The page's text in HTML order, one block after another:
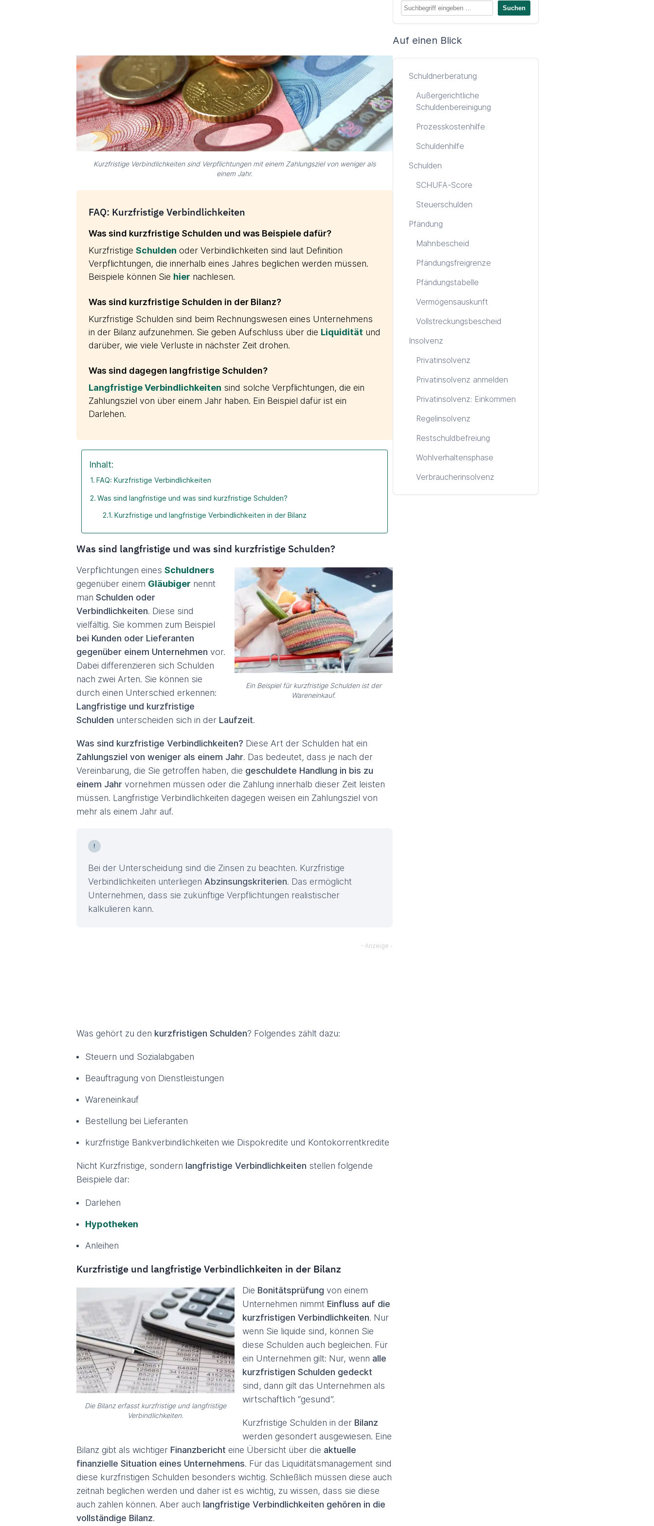
Kurzfristige Verbindlichkeiten sind Verpflichtungen mit einem Zahlungsziel von weniger als
einem Jahr.
FAQ: Kurzfristige Verbindlichkeiten
Was sind kurzfristige Schulden und was Beispiele dafür?
Kurzfristige Schulden oder Verbindlichkeiten sind laut Definition
Verpflichtungen, die innerhalb eines Jahres beglichen werden müssen.
Beispiele können Sie hier nachlesen.
Was sind kurzfristige Schulden in der Bilanz?
Kurzfristige Schulden sind beim Rechnungswesen eines Unternehmens
in der Bilanz aufzunehmen. Sie geben Aufschluss über die Liquidität und
darüber, wie viele Verluste in nächster Zeit drohen.
Was sind dagegen langfristige Schulden?
Langfristige Verbindlichkeiten sind solche Verpflichtungen, die ein
Zahlungsziel von über einem Jahr haben. Ein Beispiel dafür ist ein
Darlehen.
Inhalt:
FAQ: Kurzfristige Verbindlichkeiten
Was sind langfristige und was sind kurzfristige Schulden?
Kurzfristige und langfristige Verbindlichkeiten in der Bilanz
Was sind langfristige und was sind kurzfristige Schulden?
Ein Beispiel für kurzfristige Schulden ist der
Wareneinkauf.
Verpflichtungen eines Schuldners
gegenüber einem Gläubiger nennt
man Schulden oder
Verbindlichkeiten. Diese sind
vielfältig. Sie kommen zum Beispiel
bei Kunden oder Lieferanten
gegenüber einem Unternehmen vor.
Dabei differenzieren sich Schulden
nach zwei Arten. Sie können sie
durch einen Unterschied erkennen:
Langfristige und kurzfristige
Schulden unterscheiden sich in der Laufzeit.
Was sind kurzfristige Verbindlichkeiten? Diese Art der Schulden hat ein
Zahlungsziel von weniger als einem Jahr. Das bedeutet, dass je nach der
Vereinbarung, die Sie getroffen haben, die geschuldete Handlung in bis zu
einem Jahr vornehmen müssen oder die Zahlung innerhalb dieser Zeit leisten
müssen. Langfristige Verbindlichkeiten dagegen weisen ein Zahlungsziel von
mehr als einem Jahr auf.
Bei der Unterscheidung sind die Zinsen zu beachten. Kurzfristige
Verbindlichkeiten unterliegen Abzinsungskriterien. Das ermöglicht
Unternehmen, dass sie zukünftige Verpflichtungen realistischer
kalkulieren kann.
Was gehört zu den kurzfristigen Schulden? Folgendes zählt dazu:
Steuern und Sozialabgaben
Beauftragung von Dienstleistungen
Wareneinkauf
Bestellung bei Lieferanten
kurzfristige Bankverbindlichkeiten wie Dispokredite und Kontokorrentkredite
Nicht Kurzfristige, sondern langfristige Verbindlichkeiten stellen folgende
Beispiele dar:
Darlehen
Hypotheken
Anleihen
Kurzfristige und langfristige Verbindlichkeiten in der Bilanz
Die Bilanz erfasst kurzfristige und langfristige
Verbindlichkeiten.
Die Bonitätsprüfung von einem
Unternehmen nimmt Einfluss auf die
kurzfristigen Verbindlichkeiten. Nur
wenn Sie liquide sind, können Sie
diese Schulden auch begleichen. Für
ein Unternehmen gilt: Nur, wenn alle
kurzfristigen Schulden gedeckt
sind, dann gilt das Unternehmen als
wirtschaftlich “gesund”.
Kurzfristige Schulden in der Bilanz
werden gesondert ausgewiesen. Eine
Bilanz gibt als wichtiger Finanzbericht eine Übersicht über die aktuelle
finanzielle Situation eines Unternehmens. Für das Liquiditätsmanagement sind
diese kurzfristigen Schulden besonders wichtig. Schließlich müssen diese auch
zeitnah beglichen werden und daher ist es wichtig, zu wissen, dass sie diese
auch zahlen können. Aber auch langfristige Verbindlichkeiten gehören in die
vollständige Bilanz.
Auf einen Blick
Schuldnerberatung
Außergerichtliche
Schuldenbereinigung
Prozesskostenhilfe
Schuldenhilfe
Schulden
SCHUFA-Score
Steuerschulden
Pfändung
Mahnbescheid
Pfändungsfreigrenze
Pfändungstabelle
Vermögensauskunft
Vollstreckungsbescheid
Insolvenz
Privatinsolvenz
Privatinsolvenz anmelden
Privatinsolvenz: Einkommen
Regelinsolvenz
Restschuldbefreiung
Wohlverhaltensphase
Verbraucherinsolvenz